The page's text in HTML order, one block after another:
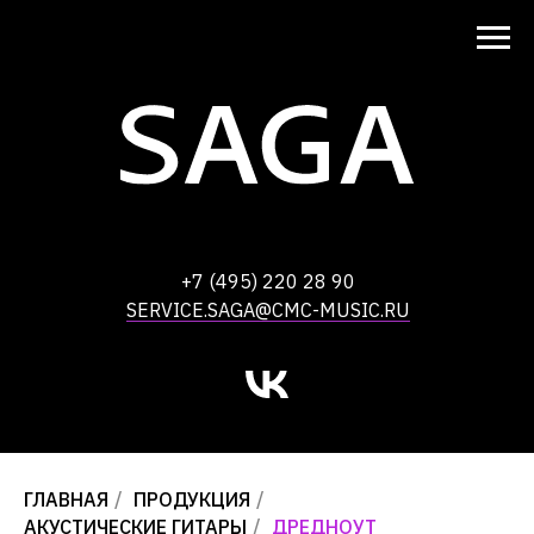
+7 (495) 220 28 90
SERVICE.SAGA@CMC-MUSIC.RU
ГЛАВНАЯ / ПРОДУКЦИЯ /
АКУСТИЧЕСКИЕ ГИТАРЫ / ДРЕДНОУТ